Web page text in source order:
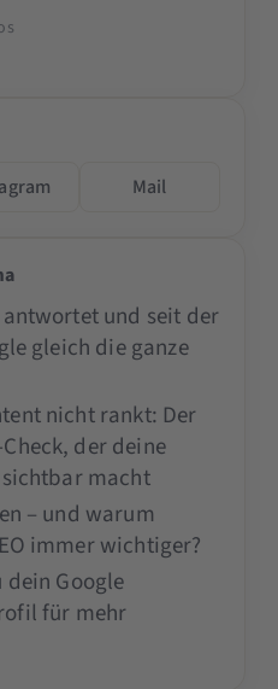
Mail
antwortet und seit der
gleich die ganze
nicht rankt: Der
der deine
macht
– und warum
immer wichtiger?
Google
für mehr